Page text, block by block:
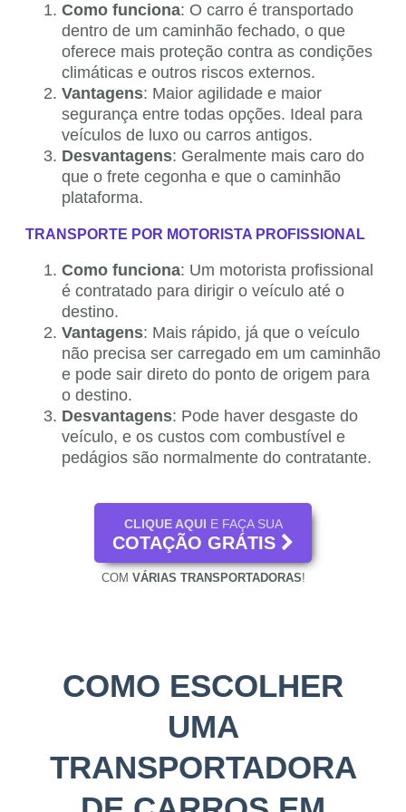
Como funciona: O carro é transportado
dentro de um caminhão fechado, o que
oferece mais proteção contra as condições
climáticas e outros riscos externos.
Vantagens: Maior agilidade e maior
segurança entre todas opções. Ideal para
veículos de luxo ou carros antigos.
Desvantagens: Geralmente mais caro do
que o frete cegonha e que o caminhão
plataforma.
TRANSPORTE POR MOTORISTA PROFISSIONAL
Como funciona: Um motorista profissional
é contratado para dirigir o veículo até o
destino.
Vantagens: Mais rápido, já que o veículo
não precisa ser carregado em um caminhão
e pode sair direto do ponto de origem para
o destino.
Desvantagens: Pode haver desgaste do
veículo, e os custos com combustível e
pedágios são normalmente do contratante.
CLIQUE AQUI E FAÇA SUA
COTAÇÃO GRÁTIS
COM VÁRIAS TRANSPORTADORAS!
COMO ESCOLHER
UMA
TRANSPORTADORA